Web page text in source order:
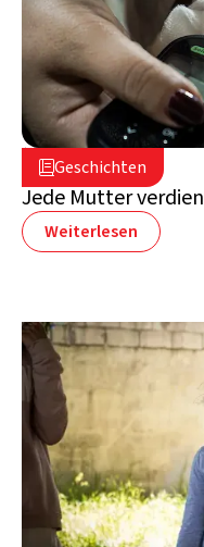
Geschichten
5. August 2026
Libanon
Jede Mutter
Weiterlesen